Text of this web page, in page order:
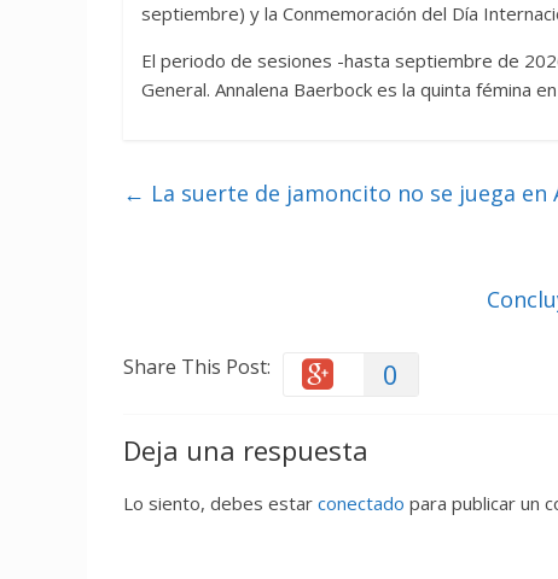
septiembre) y la Conmemoración del Día
El periodo de sesiones -hasta septiembre de
General. Annalena Baerbock es la quinta fémina
← La suerte de jamoncito no se juega en
Share This Post: 0
Deja una respuesta
Lo siento, debes estar conectado para publicar un